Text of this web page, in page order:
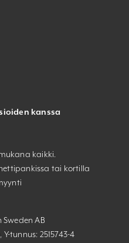
kanssa
kaikki.
tai kortilla
AB
tunnus: 2515743-4